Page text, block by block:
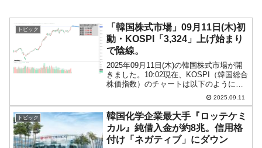
トピック
「韓国株式市場」09月11日(木)初
動・KOSPI「3,324」上げ始まり
で陰線。
2025年09月11日(木)の韓国株式市場が開
きました。10:02現在、KOSPI（韓国総合
株価指数）のチャートは以下のようにな
『Investing.com』より引用）。上げて始
まりましたが現在のところ陰線です。
KOS...
2025.09.11
トピック
韓国化学企業最大手『ロッテケミ
カル』純借入金が約8兆。信用格
付け「ネガティブ」にダウン